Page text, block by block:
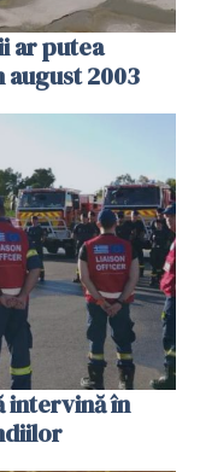
ar putea
2003
intervină în